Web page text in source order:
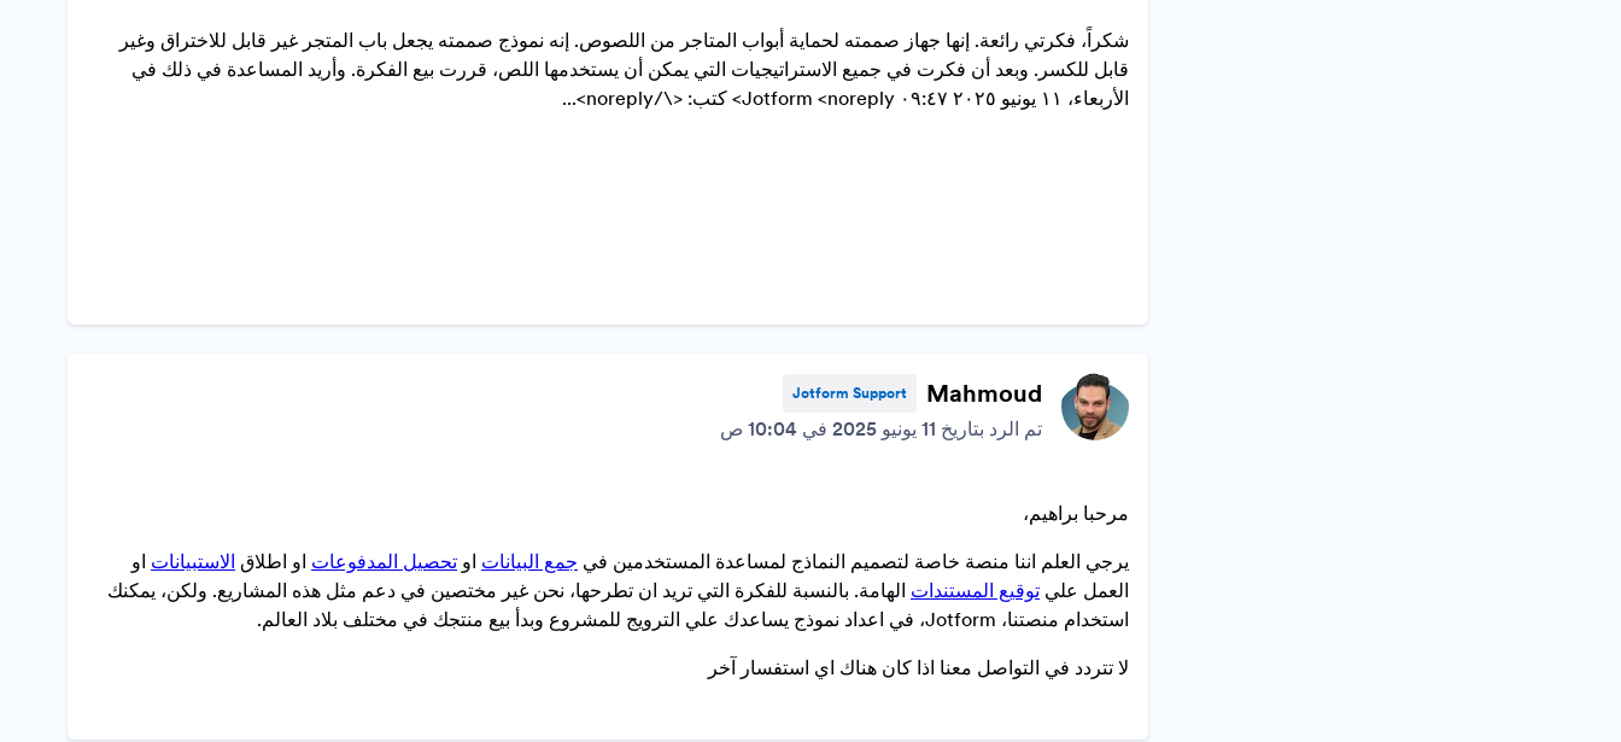
شكراً، فكرتي رائعة. إنها جهاز صممته لحماية أبواب المتاجر من اللصوص. إنه نموذج صممته يجعل باب المتجر غير قابل للاختراق وغير
قابل للكسر. وبعد أن فكرت في جميع الاستراتيجيات التي يمكن أن يستخدمها اللص، قررت بيع الفكرة. وأريد المساعدة في ذلك في
الأربعاء، ١١ يونيو ٢٠٢٥ ٠٩:٤٧ Jotform <noreply> كتب: <\/noreply>...
Mahmoud
Jotform Support
تم الرد بتاريخ 11 يونيو 2025 في 10:04 ص
مرحبا براهيم،
يرجي العلم اننا منصة خاصة لتصميم النماذج لمساعدة المستخدمين في جمع البيانات او تحصيل المدفوعات او اطلاق الاستبيانات او
العمل علي توقيع المستندات الهامة. بالنسبة للفكرة التي تريد ان تطرحها، نحن غير مختصين في دعم مثل هذه المشاريع. ولكن، يمكنك
استخدام منصتنا، Jotform، في اعداد نموذج يساعدك علي الترويج للمشروع وبدأ بيع منتجك في مختلف بلاد العالم.
لا تتردد في التواصل معنا اذا كان هناك اي استفسار آخر